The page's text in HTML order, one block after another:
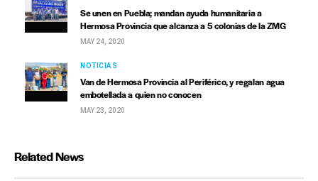
Se unen en Puebla; mandan ayuda humanitaria a
Hermosa Provincia que alcanza a 5 colonias de la ZMG
MAY 24, 2020
NOTICIAS
Van de Hermosa Provincia al Periférico, y regalan agua
embotellada a quien no conocen
MAY 23, 2020
Related News